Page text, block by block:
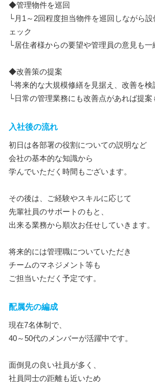
◆管理物件を巡回
└月1～2回程度担当物件を巡回しながら
ェック
└居住者様からの要望や管理員の意見も
◆改善策の提案
└将来的な大規模修繕を見据え、改善を検
└日常の管理業務にも改善点があれば提案
入社後の流れ
初日は各部署の役割についての説明など
会社の基本的な知識から
学んでいただく時間もございます。
その後は、ご経験やスキルに応じて
先輩社員のサポートのもと、
出来る業務から順次お任せしていきます。
将来的には管理職についていただき
チームのマネジメント等も
ご担当いただく予定です。
配属先の編成
現在7名体制で、
40～50代のメンバーが活躍中です。
面倒見の良い社員が多く、
社員同士の距離も近いため